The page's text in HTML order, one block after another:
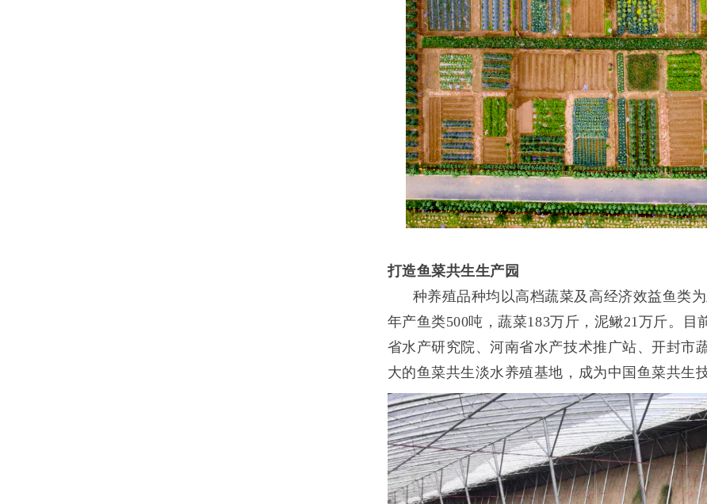
打造鱼菜共生生产园
种养殖品种均以高档蔬菜及高经济效益鱼类
年产鱼类500吨，蔬菜183万斤，泥鳅21万斤。
省水产研究院、河南省水产技术推广站、开封市
大的鱼菜共生淡水养殖基地，成为中国鱼菜共生